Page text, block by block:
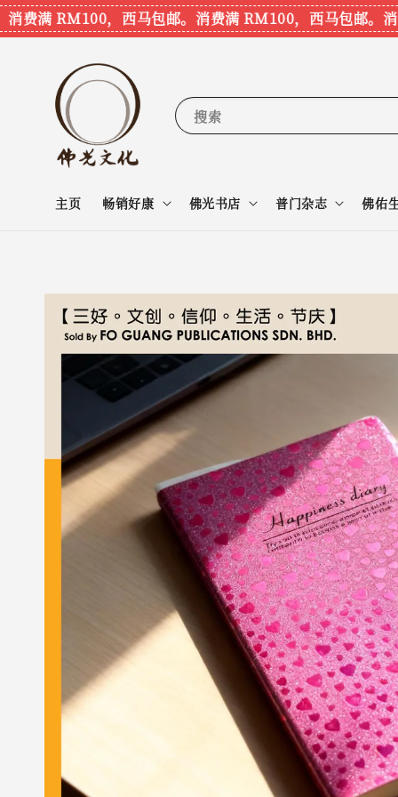
费满 RM100，西马包邮。消费满 RM100，西马包邮。消费
搜索
主页 畅销好康 佛光书店 普门杂志 佛佑